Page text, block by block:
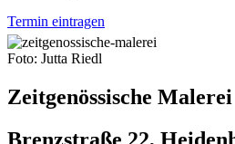
Termin eintragen
Foto: Jutta Riedl
Zeitgenössische Malerei
Brenzstraße 22,